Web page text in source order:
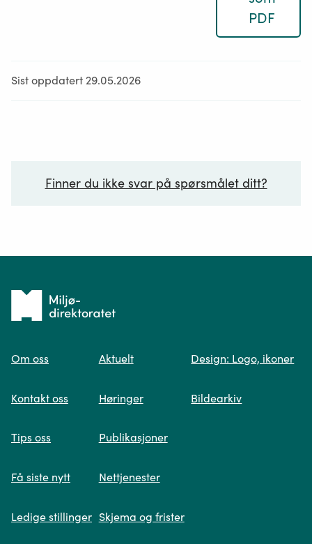
PDF
Sist oppdatert 29.05.2026
Finner du ikke svar på spørsmålet ditt?
Spør oss
søk og viser deg vår mest relevante
Tilbake
forsiden
Om oss
Kontakt oss
Tips oss
Få siste nytt
Ledige stillinger
Aktuelt
Høringer
Publikasjoner
Nettjenester
Skjema og frister
Design: Logo, ikoner
Bildearkiv